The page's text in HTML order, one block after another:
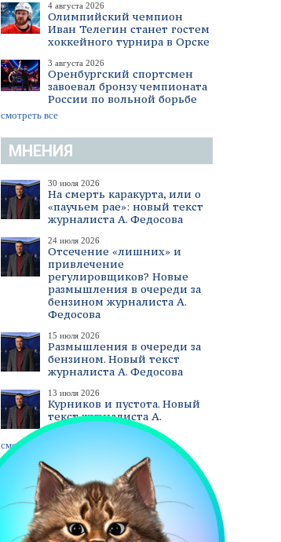
4 августа 2026
Олимпийский чемпион
Иван Телегин станет гостем
хоккейного турнира в Орске
3 августа 2026
Оренбургский спортсмен
завоевал бронзу чемпионата
России по вольной борьбе
смотреть все
МНЕНИЯ
30 июля 2026
На смерть каракурта, или о
«паучьем рае»: новый текст
журналиста А. Федосова
24 июля 2026
Отсечение «лишних» и
привлечение
регулировщиков? Новые
размышления в очереди за
бензином журналиста А.
Федосова
15 июля 2026
Размышления в очереди за
бензином. Новый текст
журналиста А. Федосова
13 июля 2026
Курников и пустота. Новый
текст журналиста А.
Федосова
смотреть все